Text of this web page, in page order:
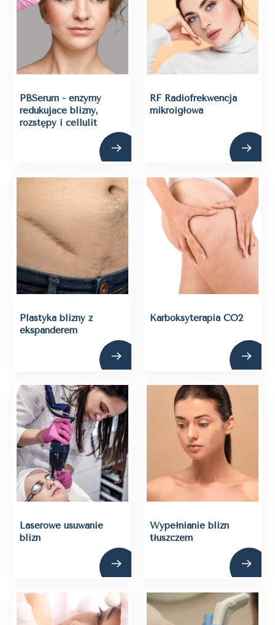
PBSerum - enzymy
redukujące blizny,
rozstępy i cellulit
RF Radiofrekwencja
mikroigłowa
Plastyka blizny z
ekspanderem
Karboksyterapia CO2
Laserowe usuwanie
blizn
Wypełnianie blizn
tłuszczem